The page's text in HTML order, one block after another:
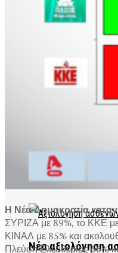
Αναπαραγωγής
Μητρικός
Υγεία: Μόνιμη
το 2030
Νέα αξιολόγηση
Η Νέα Δημοκρατία
ΣΥΡΙΖΑ με 89%, το ΚΚΕ
ΚΙΝΑΛ με 85% και
Πλεύση Ελευθερίας 66%